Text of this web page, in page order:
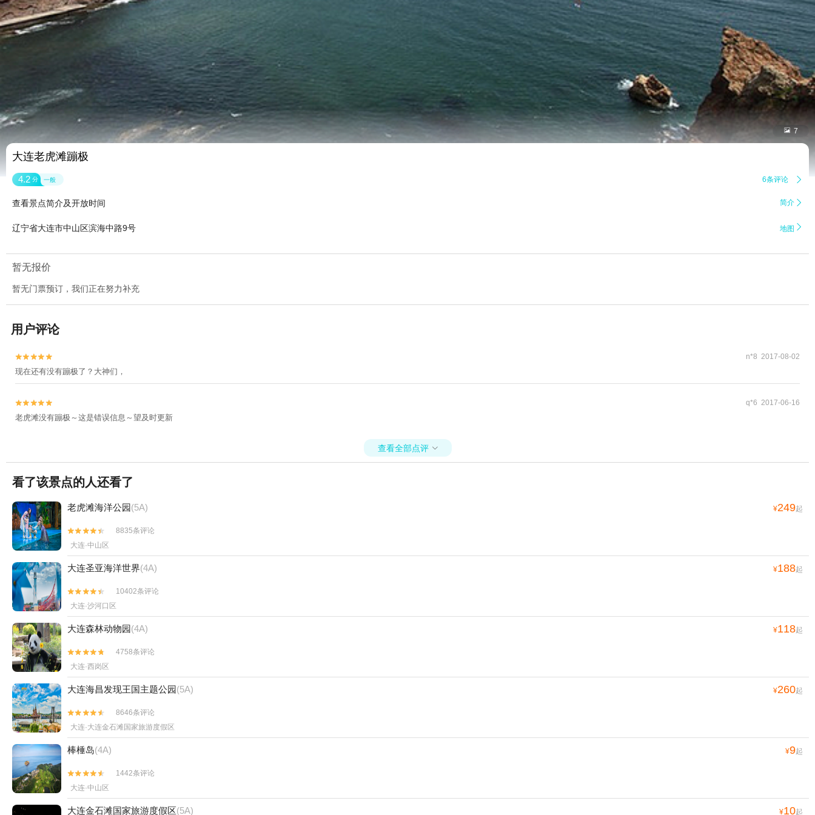
 7
大连老虎滩蹦极
4.2 分 一般 6条评论 
查看景点简介及开放时间 简介 
辽宁省大连市中山区滨海中路9号 地图 
暂无报价
暂无门票预订，我们正在努力补充
用户评论

 n*8 2017-08-02
现在还有没有蹦极了？大神们，

 q*6 2017-06-16
老虎滩没有蹦极～这是错误信息～望及时更新
查看全部点评 
看了该景点的人还看了
老虎滩海洋公园(5A) ¥249起


8835条评论
大连·中山区
大连圣亚海洋世界(4A) ¥188起


10402条评论
大连·沙河口区
大连森林动物园(4A) ¥118起


4758条评论
大连·西岗区
大连海昌发现王国主题公园(5A) ¥260起


8646条评论
大连·大连金石滩国家旅游度假区
棒棰岛(4A) ¥9起


1442条评论
大连·中山区
大连金石滩国家旅游度假区(5A) ¥10起